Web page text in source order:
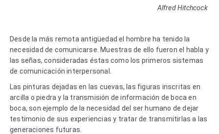
Alfred Hitchcock
Desde la más remota antigüedad el hombre ha tenido la
necesidad de comunicarse. Muestras de ello fueron el habla y
las señas, consideradas éstas como los primeros sistemas
de comunicación interpersonal.
Las pinturas dejadas en las cuevas, las figuras inscritas en
arcilla o piedra y la transmisión de información de boca en
boca, son ejemplo de la necesidad del ser humano de dejar
testimonio de sus experiencias y tratar de transmitirlas a las
generaciones futuras.